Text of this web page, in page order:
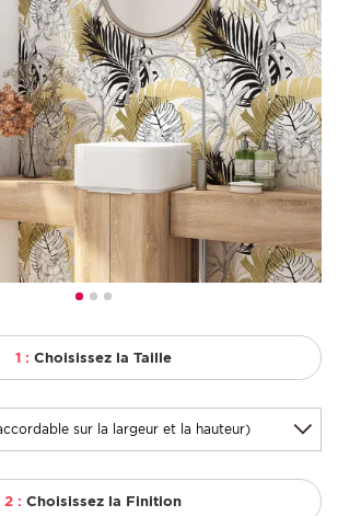
1 : Choisissez la Taille
2 : Choisissez la Finition